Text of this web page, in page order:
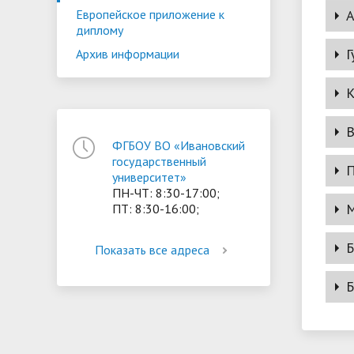
•
• Координационный центр ИвГУ
• Вход
ориентации и содействия
трудоустройству выпускников
•
• Платные образовательные услуги
• Стипендии и меры поддержки
обучающихся
•
•
• Организация питания в
образовательной организации
Европейское приложение к
диплому
Архив информации
ФГБОУ ВО «Ивановский
государственный
университет»
ПН-ЧТ: 8:30-17:00;
ПТ: 8:30-16:00;
Показать все адреса